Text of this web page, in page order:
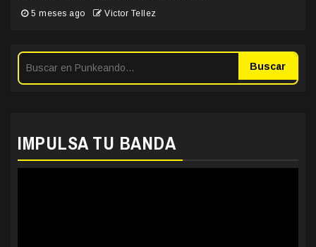
5 meses ago Victor Tellez
Buscar
IMPULSA TU BANDA